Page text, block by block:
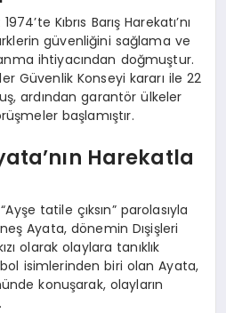
Kıbrıs Barış Harekatı’nı
güvenliğini sağlama ve
ihtiyacından doğmuştur.
Güvenlik Konseyi kararı ile 22
ardından garantör ülkeler
başlamıştır.
Harekatla
tatile çıksın” parolasıyla
Ayata, dönemin Dışişleri
olarak olaylara tanıklık
isimlerinden biri olan Ayata,
konuşarak, olayların